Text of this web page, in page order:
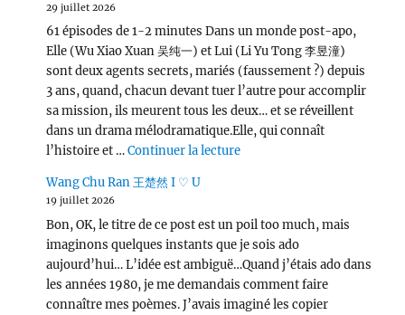
29 juillet 2026
61 épisodes de 1-2 minutes Dans un monde post-apo,
Elle (Wu Xiao Xuan 吴纯一) et Lui (Li Yu Tong 李昱潼)
sont deux agents secrets, mariés (faussement ?) depuis
3 ans, quand, chacun devant tuer l’autre pour accomplir
sa mission, ils meurent tous les deux… et se réveillent
dans un drama mélodramatique.Elle, qui connaît
l’histoire et …Continuer la lecturede « Love, Lies, and Spies
Wang Chu Ran 王楚然 I ♡ U
19 juillet 2026
Bon, OK, le titre de ce post est un poil too much, mais
imaginons quelques instants que je sois ado
aujourd’hui… L’idée est ambiguë…Quand j’étais ado dans
les années 1980, je me demandais comment faire
connaître mes poèmes. J’avais imaginé les copier